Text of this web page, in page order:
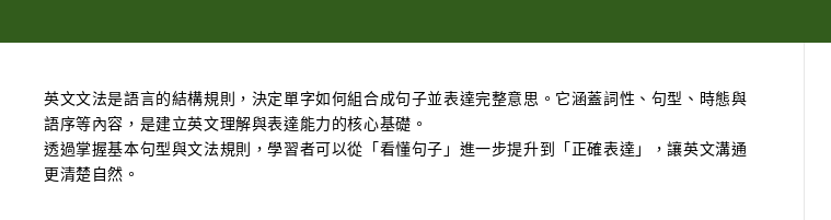
英文文法是語言的結構規則，決定單字如何組合成句子並表達完整意思。它涵蓋詞性、句型、時態與
語序等內容，是建立英文理解與表達能力的核心基礎。
透過掌握基本句型與文法規則，學習者可以從「看懂句子」進一步提升到「正確表達」，讓英文溝通
更清楚自然。